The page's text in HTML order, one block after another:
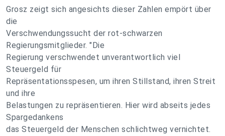
Grosz zeigt sich angesichts dieser Zahlen empört über
die
Verschwendungssucht der rot-schwarzen
Regierungsmitglieder. "Die
Regierung verschwendet unverantwortlich viel
Steuergeld für
Repräsentationsspesen, um ihren Stillstand, ihren Streit
und ihre
Belastungen zu repräsentieren. Hier wird abseits jedes
Spargedankens
das Steuergeld der Menschen schlichtweg vernichtet.